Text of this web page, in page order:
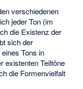
verschiedenen
jeder Ton (im
die Existenz der
sich der
Tons in
existenten Teiltöne
die Formenvielfalt